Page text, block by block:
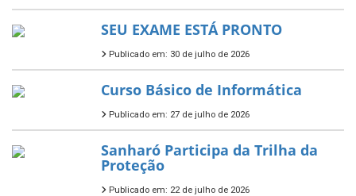
SEU EXAME ESTÁ PRONTO
Publicado em: 30 de julho de 2026
Curso Básico de Informática
Publicado em: 27 de julho de 2026
Sanharó Participa da Trilha da
Proteção
Publicado em: 22 de julho de 2026